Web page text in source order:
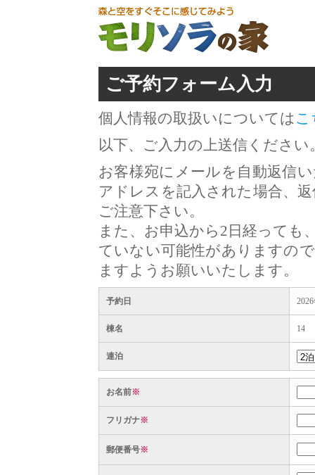
ご予約フォーム入力
個人情報の取扱いについては こ
以下、ご入力の上送信ください
お客様宛にメールを自動返信
アドレスを記入された場合、
ご注意下さい。
また、お申込から2日経っても
ていない可能性がありますの
ますようお願いいたします。
予約日
棟名 14
連泊
お名前※
フリガナ※
郵便番号※